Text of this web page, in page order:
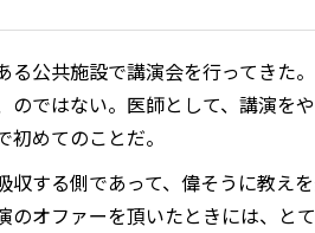
公共施設で講演会を行ってきた。
ではない。医師として、講演をや
めてのことだ。
収する側であって、偉そうに教え
のオファーを頂いたときには、と